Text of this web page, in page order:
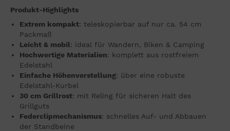
Produkt-Highlights
Extrem kompakt: teleskopierbar auf nur ca. 54 cm
Packmaß
Leicht & mobil: ideal für Wandern, Biken & Camping
Hochwertige Materialien: komplett aus rostfreiem
Edelstahl
Einfache Höhenverstellung: über eine robuste
Edelstahl-Kurbel
30 cm Grillrost: mit Reling für sicheren Halt des
Grillguts
Federclipmechanismus: schnelles Auf- und Abbauen
der Standbeine